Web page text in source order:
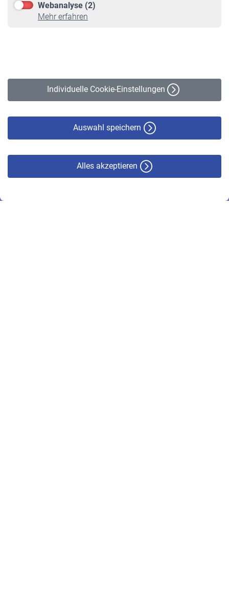
Webanalyse (2)
Mehr erfahren
Individuelle Cookie-Einstellungen
Auswahl speichern
Alles akzeptieren
Online-Rechner
VBLnewsletter
Erklärung zur Barrierefreiheit
© VBL 2026